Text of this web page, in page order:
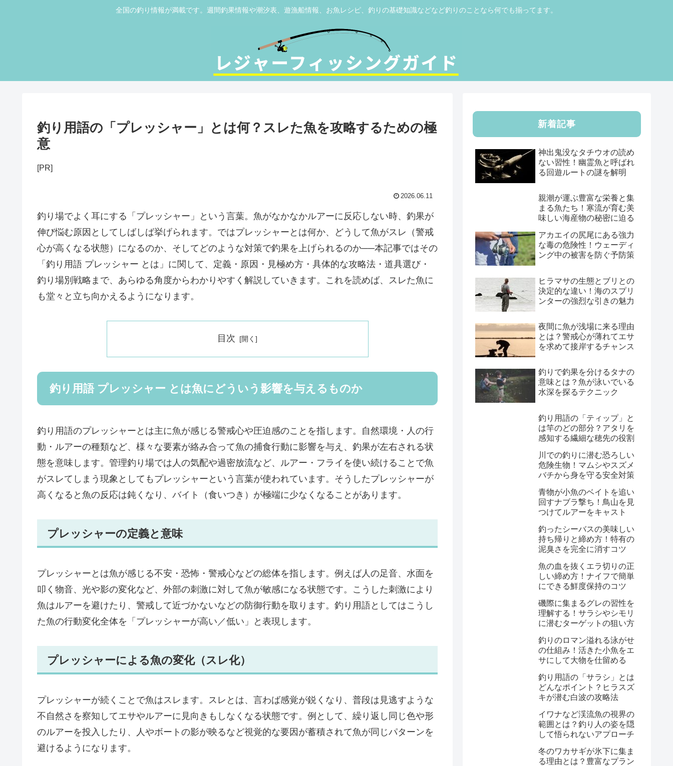
全国の釣り情報が満載です。週間釣果情報や潮汐表、遊漁船情報、お魚レシピ、釣りの基礎知識などなど釣りのことなら何でも揃ってます。
釣り用語の「プレッシャー」とは何？スレた魚を攻略するための極
意
[PR]
2026.06.11
釣り場でよく耳にする「プレッシャー」という言葉。魚がなかなかルアーに反応しない時、釣果が
伸び悩む原因としてしばしば挙げられます。ではプレッシャーとは何か、どうして魚がスレ（警戒
心が高くなる状態）になるのか、そしてどのような対策で釣果を上げられるのか──本記事ではその
「釣り用語 プレッシャー とは」に関して、定義・原因・見極め方・具体的な攻略法・道具選び・
釣り場別戦略まで、あらゆる角度からわかりやすく解説していきます。これを読めば、スレた魚に
も堂々と立ち向かえるようになります。
目次
釣り用語 プレッシャー とは魚にどういう影響を与えるものか
釣り用語のプレッシャーとは主に魚が感じる警戒心や圧迫感のことを指します。自然環境・人の行
動・ルアーの種類など、様々な要素が絡み合って魚の捕食行動に影響を与え、釣果が左右される状
態を意味します。管理釣り場では人の気配や過密放流など、ルアー・フライを使い続けることで魚
がスレてしまう現象としてもプレッシャーという言葉が使われています。そうしたプレッシャーが
高くなると魚の反応は鈍くなり、バイト（食いつき）が極端に少なくなることがあります。
プレッシャーの定義と意味
プレッシャーとは魚が感じる不安・恐怖・警戒心などの総体を指します。例えば人の足音、水面を
叩く物音、光や影の変化など、外部の刺激に対して魚が敏感になる状態です。こうした刺激により
魚はルアーを避けたり、警戒して近づかないなどの防御行動を取ります。釣り用語としてはこうし
た魚の行動変化全体を「プレッシャーが高い／低い」と表現します。
プレッシャーによる魚の変化（スレ化）
プレッシャーが続くことで魚はスレます。スレとは、言わば感覚が鋭くなり、普段は見逃すような
不自然さを察知してエサやルアーに見向きもしなくなる状態です。例として、繰り返し同じ色や形
のルアーを投入したり、人やボートの影が映るなど視覚的な要因が蓄積されて魚が同じパターンを
避けるようになります。
新着記事
神出鬼没なタチウオの読め
ない習性！幽霊魚と呼ばれ
る回遊ルートの謎を解明
親潮が運ぶ豊富な栄養と集
まる魚たち！寒流が育む美
味しい海産物の秘密に迫る
アカエイの尻尾にある強力
な毒の危険性！ウェーディ
ング中の被害を防ぐ予防策
ヒラマサの生態とブリとの
決定的な違い！海のスプリ
ンターの強烈な引きの魅力
夜間に魚が浅場に来る理由
とは？警戒心が薄れてエサ
を求めて接岸するチャンス
釣りで釣果を分けるタナの
意味とは？魚が泳いでいる
水深を探るテクニック
釣り用語の「ティップ」と
は竿のどの部分？アタリを
感知する繊細な穂先の役割
川での釣りに潜む恐ろしい
危険生物！マムシやスズメ
バチから身を守る安全対策
青物が小魚のベイトを追い
回すナブラ撃ち！鳥山を見
つけてルアーをキャスト
釣ったシーバスの美味しい
持ち帰りと締め方！特有の
泥臭さを完全に消すコツ
魚の血を抜くエラ切りの正
しい締め方！ナイフで簡単
にできる鮮度保持のコツ
磯際に集まるグレの習性を
理解する！サラシやシモリ
に潜むターゲットの狙い方
釣りのロマン溢れる泳がせ
の仕組み！活きた小魚をエ
サにして大物を仕留める
釣り用語の「サラシ」とは
どんなポイント？ヒラスズ
キが潜む白波の攻略法
イワナなど渓流魚の視界の
範囲とは？釣り人の姿を隠
して悟られないアプローチ
冬のワカサギが氷下に集ま
る理由とは？豊富なプラン